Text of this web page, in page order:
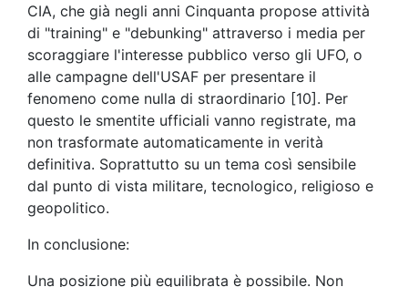
CIA, che già negli anni Cinquanta propose attività
di "training" e "debunking" attraverso i media per
scoraggiare l'interesse pubblico verso gli UFO, o
alle campagne dell'USAF per presentare il
fenomeno come nulla di straordinario [10]. Per
questo le smentite ufficiali vanno registrate, ma
non trasformate automaticamente in verità
definitiva. Soprattutto su un tema così sensibile
dal punto di vista militare, tecnologico, religioso e
geopolitico.
In conclusione:
Una posizione più equilibrata è possibile. Non